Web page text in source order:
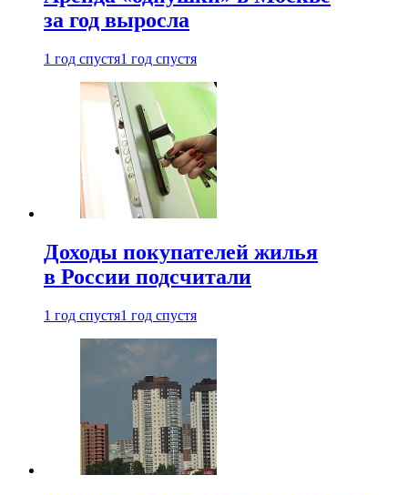
за год выросла
1 год спустя1 год спустя
Доходы покупателей жилья
в России подсчитали
1 год спустя1 год спустя